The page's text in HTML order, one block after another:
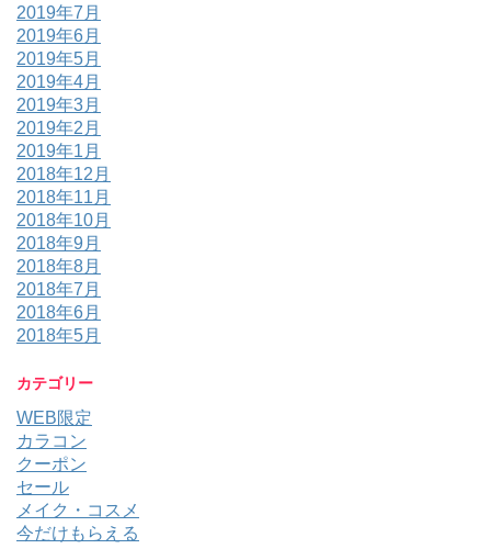
2019年7月
2019年6月
2019年5月
2019年4月
2019年3月
2019年2月
2019年1月
2018年12月
2018年11月
2018年10月
2018年9月
2018年8月
2018年7月
2018年6月
2018年5月
カテゴリー
WEB限定
カラコン
クーポン
セール
メイク・コスメ
今だけもらえる